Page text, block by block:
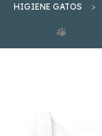
HIGIENE GATOS